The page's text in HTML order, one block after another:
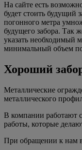
На сайте есть
будет стоить будущий
погонного метра
будущего забора. Так
указать необходимый
минимальный объем
Хороший
Металлические
металлического
В компании работают
работы, которые
При обращении к нам